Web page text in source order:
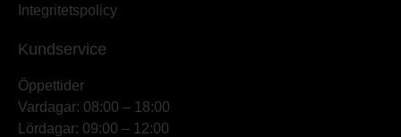
Integritetspolicy
Kundservice
Öppettider
Vardagar: 08:00 – 18:00
Lördagar: 09:00 – 12:00